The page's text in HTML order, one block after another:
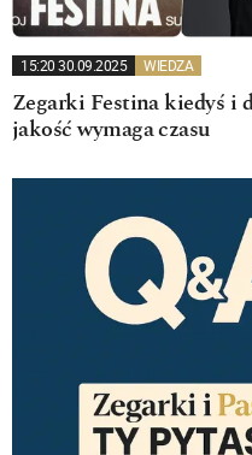
15:20 30.09.2025 WIEDZA
Zegarki Festina kiedyś i
jakość wymaga czasu